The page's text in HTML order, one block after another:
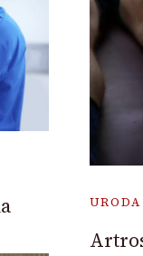
URODA